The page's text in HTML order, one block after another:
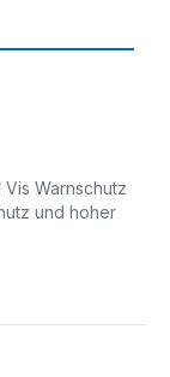
Vis Warnschutz
und hoher